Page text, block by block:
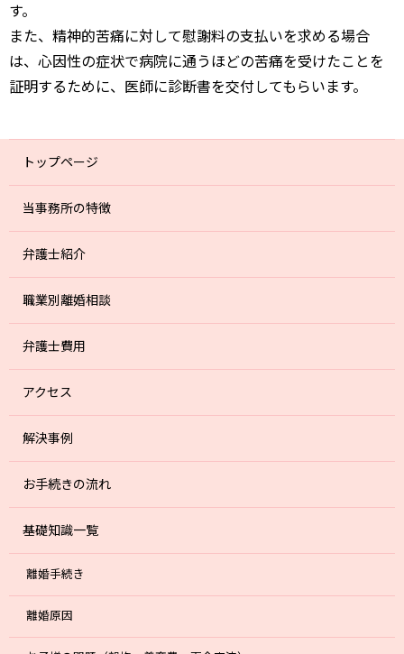
す。
また、精神的苦痛に対して慰謝料の支払いを求める場合
は、心因性の症状で病院に通うほどの苦痛を受けたことを
証明するために、医師に診断書を交付してもらいます。
トップページ
当事務所の特徴
弁護士紹介
職業別離婚相談
弁護士費用
アクセス
解決事例
お手続きの流れ
基礎知識一覧
離婚手続き
離婚原因